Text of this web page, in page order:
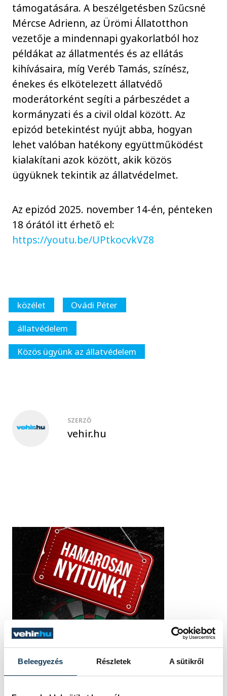
Beleegyezés Részletek A sütikről
támogatására. A beszélgetésben Szűcsné
Mércse Adrienn, az Ürömi Állatotthon
vezetője a mindennapi gyakorlatból hoz
példákat az állatmentés és az ellátás
kihívásaira, míg Veréb Tamás, színész,
énekes és elkötelezett állatvédő
moderátorként segíti a párbeszédet a
kormányzati és a civil oldal között. Az
epizód betekintést nyújt abba, hogyan
lehet valóban hatékony együttműködést
kialakítani azok között, akik közös
ügyüknek tekintik az állatvédelmet.
Az epizód 2025. november 14-én, pénteken
18 órától itt érhető el:
https://youtu.be/UPtkocvkVZ8
közélet
Ovádi Péter
állatvédelem
Közös ügyünk az állatvédelem
SZERZŐ
vehir.hu